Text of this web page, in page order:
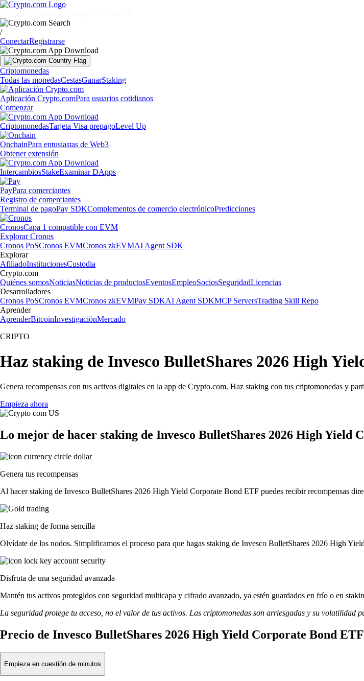
/
ConectarRegistrarse
Criptomonedas
Todas las monedasCestasGanarStaking
Aplicación Crypto.comPara usuarios cotidianos
Comenzar
CriptomonedasTarjeta Visa prepagoLevel Up
OnchainPara entusiastas de Web3
Obtener extensión
IntercambiosStakeExaminar DApps
PayPara comerciantes
Registro de comerciantes
Terminal de pagoPay SDKComplementos de comercio electrónicoPredicciones
CronosCapa 1 compatible con EVM
Explorar Cronos
Cronos PoSCronos EVMCronos zkEVMAI Agent SDK
Explorar
AfiliadoInstitucionesCustodia
Crypto.com
Quiénes somosNoticiasNoticias de productosEventosEmpleoSociosSeguridadLicencias
Desarrolladores
Cronos PoSCronos EVMCronos zkEVMPay SDKAI Agent SDKMCP ServersTrading Skill Repo
Aprender
AprenderBitcoinInvestigaciónMercado
CRIPTO
Haz staking de Invesco BulletShares 2026 High
Genera recompensas con tus activos digitales en la app de Crypto.com. Haz staking con tus criptomonedas y
Empieza ahora
Lo mejor de hacer staking de Invesco BulletShares 2026 High Yield
Genera tus recompensas
Al hacer staking de Invesco BulletShares 2026 High Yield Corporate Bond ETF puedes recibir recompensas
Haz staking de forma sencilla
Olvídate de los nodos. Simplificamos el proceso para que hagas staking de Invesco BulletShares 2026 High
Disfruta de una seguridad avanzada
Mantén tus activos protegidos con seguridad multicapa y cifrado avanzado, ya estén guardados en frío o en
La seguridad protege tu acceso, no el valor de tus activos. Las criptomonedas son arriesgadas y su volatilidad
Precio de Invesco BulletShares 2026 High Yield Corporate Bond
Empieza en cuestión de minutos